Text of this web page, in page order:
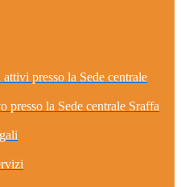
presso la Sede centrale
presso la Sede centrale Sraffa